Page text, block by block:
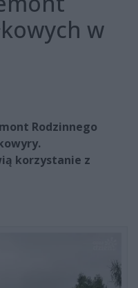
w
Rodzinnego
korzystanie z